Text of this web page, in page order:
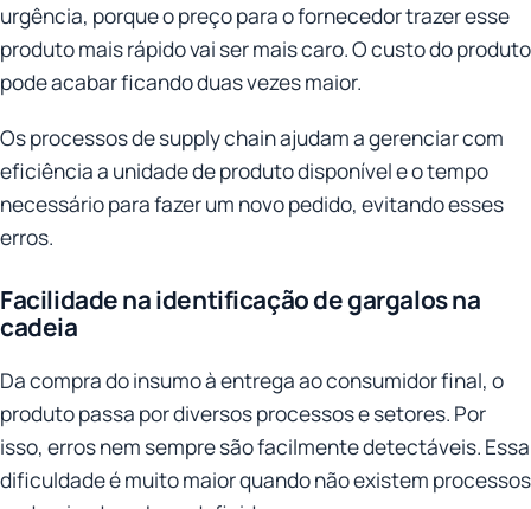
urgência, porque o preço para o fornecedor trazer esse
produto mais rápido vai ser mais caro. O custo do produto
pode acabar ficando duas vezes maior.
Os processos de supply chain ajudam a gerenciar com
eficiência a unidade de produto disponível e o tempo
necessário para fazer um novo pedido, evitando esses
erros.
Facilidade na identificação de gargalos na
cadeia
Da compra do insumo à entrega ao consumidor final, o
produto passa por diversos processos e setores. Por
isso, erros nem sempre são facilmente detectáveis. Essa
dificuldade é muito maior quando não existem processos